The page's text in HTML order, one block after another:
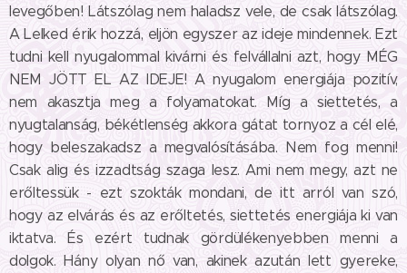
levegőben! Látszólag nem haladsz vele, de csak látszólag.
A Lelked érik hozzá, eljön egyszer az ideje mindennek. Ezt
tudni kell nyugalommal kivárni és felvállalni azt, hogy MÉG
NEM JÖTT EL AZ IDEJE! A nyugalom energiája pozitív,
nem akasztja meg a folyamatokat. Míg a siettetés, a
nyugtalanság, békétlenség akkora gátat tornyoz a cél elé,
hogy beleszakadsz a megvalósításába. Nem fog menni!
Csak alig és izzadtság szaga lesz. Ami nem megy, azt ne
erőltessük - ezt szokták mondani, de itt arról van szó,
hogy az elvárás és az erőltetés, siettetés energiája ki van
iktatva. És ezért tudnak gördülékenyebben menni a
dolgok. Hány olyan nő van, akinek azután lett gyereke,